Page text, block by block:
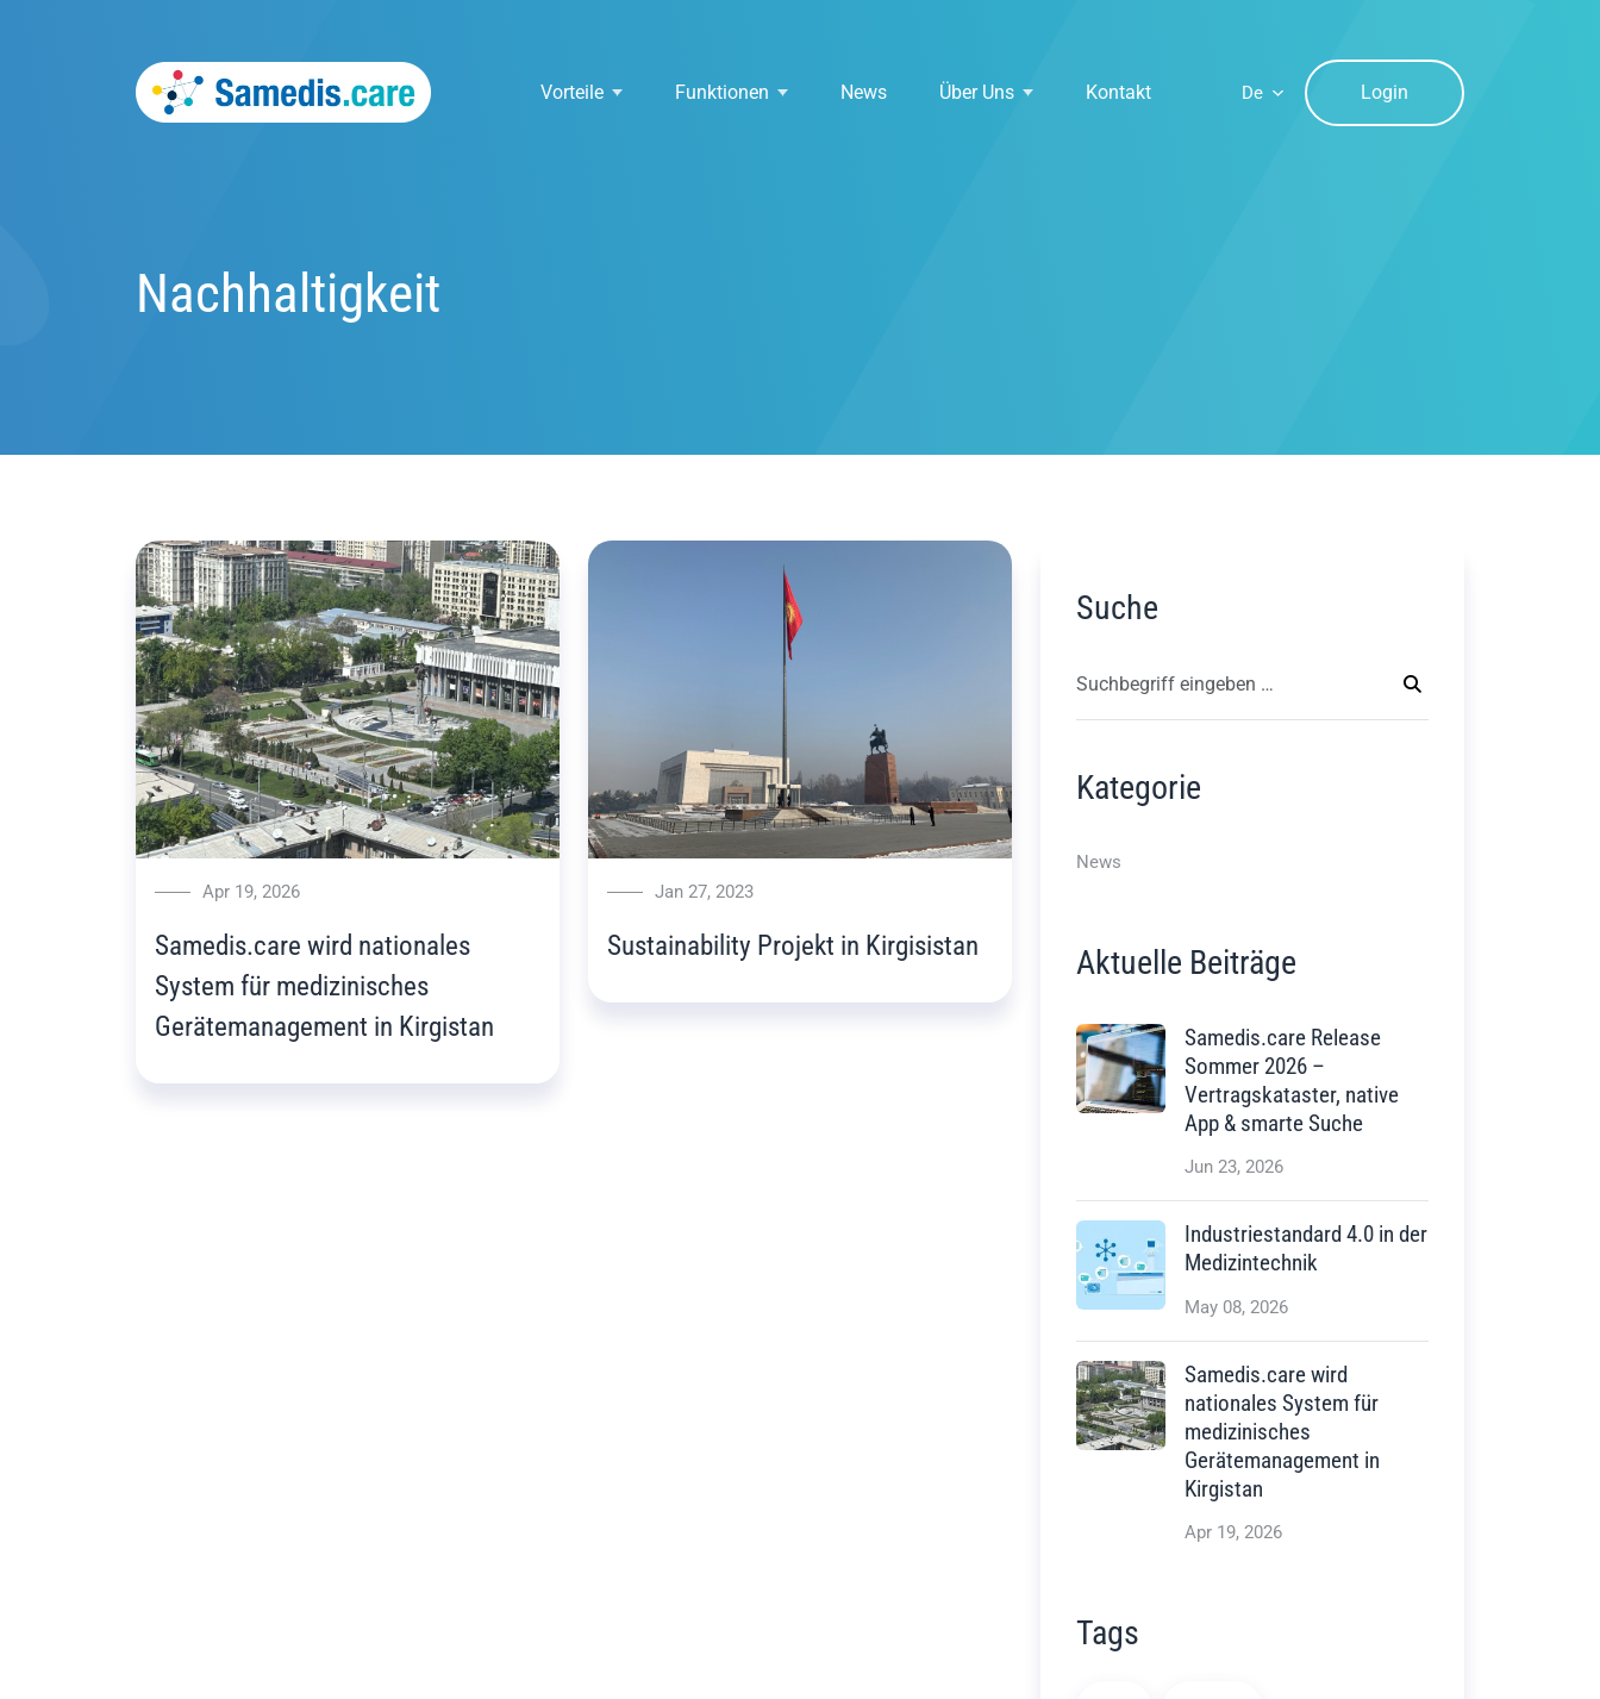
Nachhaltigkeit
Vorteile Funktionen News Über Uns Kontakt Login
Apr 19, 2026
Samedis.care wird nationales
System für medizinisches
Gerätemanagement in Kirgistan
Jan 27, 2023
Sustainability Projekt in Kirgisistan
Suche
Kategorie
News
Aktuelle Beiträge
Samedis.care Release
Sommer 2026 –
Vertragskataster, native
App & smarte Suche
Jun 23, 2026
Industriestandard 4.0 in der
Medizintechnik
May 08, 2026
Samedis.care wird
nationales System für
medizinisches
Gerätemanagement in
Kirgistan
Apr 19, 2026
Tags